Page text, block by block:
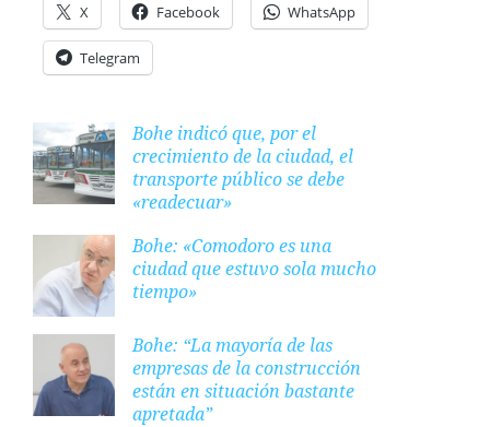
X Facebook WhatsApp
Telegram
Bohe indicó que, por el
crecimiento de la ciudad, el
transporte público se debe
«readecuar»
Bohe: «Comodoro es una
ciudad que estuvo sola mucho
tiempo»
Bohe: “La mayoría de las
empresas de la construcción
están en situación bastante
apretada”